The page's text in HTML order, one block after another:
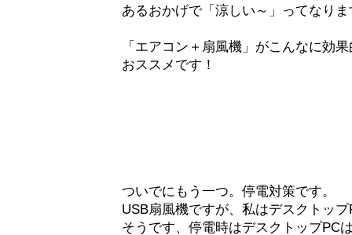
あるおかげで「涼しい～」ってなりま
「エアコン＋扇風機」がこんなに効
おススメです！
ついでにもう一つ。停電対策です。
USB扇風機ですが、私はデスクトッ
そうです、停電時はデスクトップPC